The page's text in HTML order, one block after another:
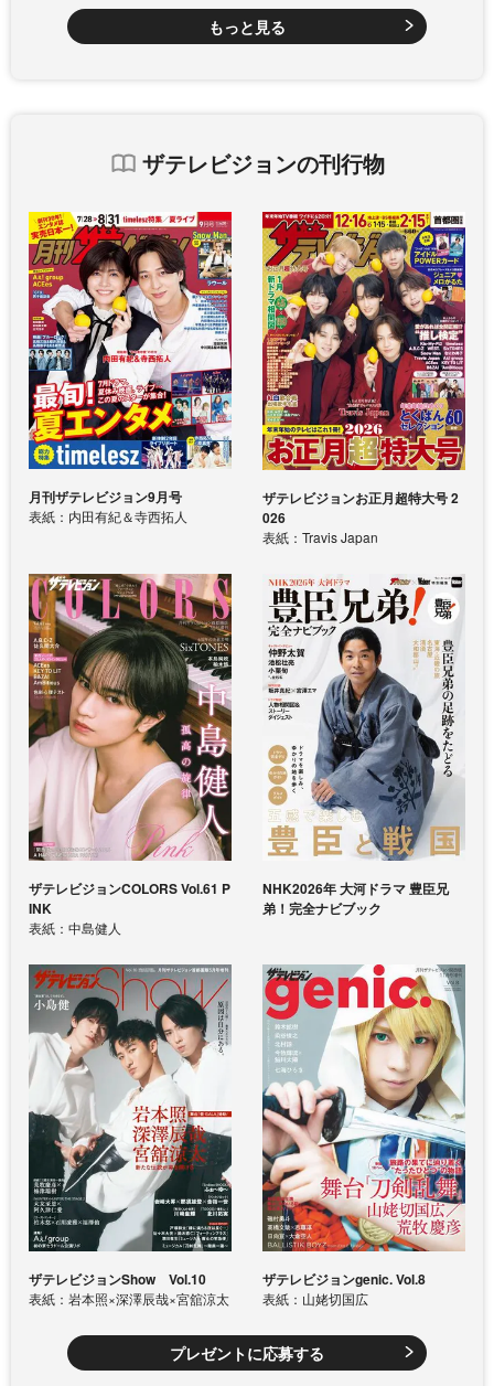
もっと見る
ザテレビジョンの刊行物
月刊ザテレビジョン9月号
表紙：内田有紀＆寺西拓人
ザテレビジョンお正月超特大号 2
026
表紙：Travis Japan
ザテレビジョンCOLORS Vol.61 P
INK
表紙：中島健人
NHK2026年 大河ドラマ 豊臣兄
弟！完全ナビブック
ザテレビジョンShow Vol.10
表紙：岩本照×深澤辰哉×宮舘涼太
ザテレビジョンgenic. Vol.8
表紙：山姥切国広
プレゼントに応募する